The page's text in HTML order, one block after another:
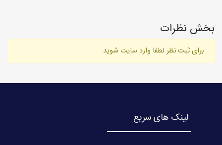
بخش نظرات
برای ثبت نظر لطفا وارد سایت شوید
لینک های سریع